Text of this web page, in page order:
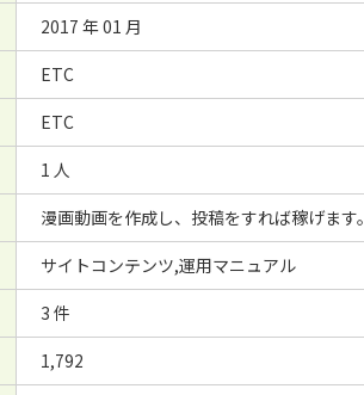
2017 年 01 月
ETC
ETC
1 人
漫画動画を作成し、投稿をすれば稼げます。
サイトコンテンツ,運用マニュアル
3 件
1,792